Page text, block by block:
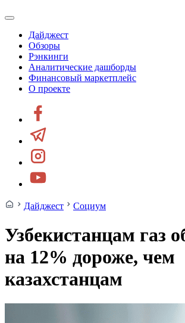
Дайджест
Обзоры
Рэнкинги
Аналитические дашборды
Финансовый маркетплейс
О проекте
Дайджест Социум
Узбекистанцам газ
на 12% дороже, чем
казахстанцам